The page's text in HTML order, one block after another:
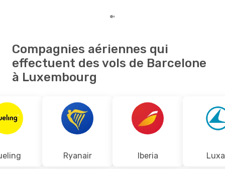
Compagnies aériennes qui
effectuent des vols de Barcelone
à Luxembourg
Ryanair Iberia